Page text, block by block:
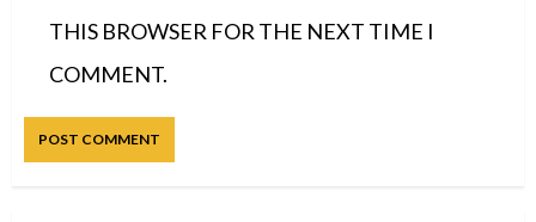
THIS BROWSER FOR THE NEXT TIME I
COMMENT.